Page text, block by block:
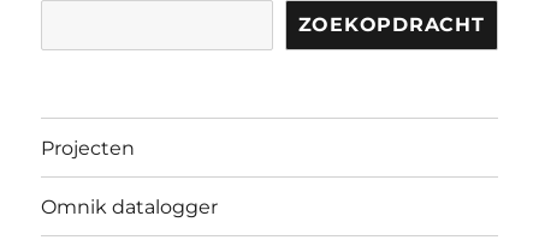
ZOEKOPDRACHT
Projecten
Omnik datalogger